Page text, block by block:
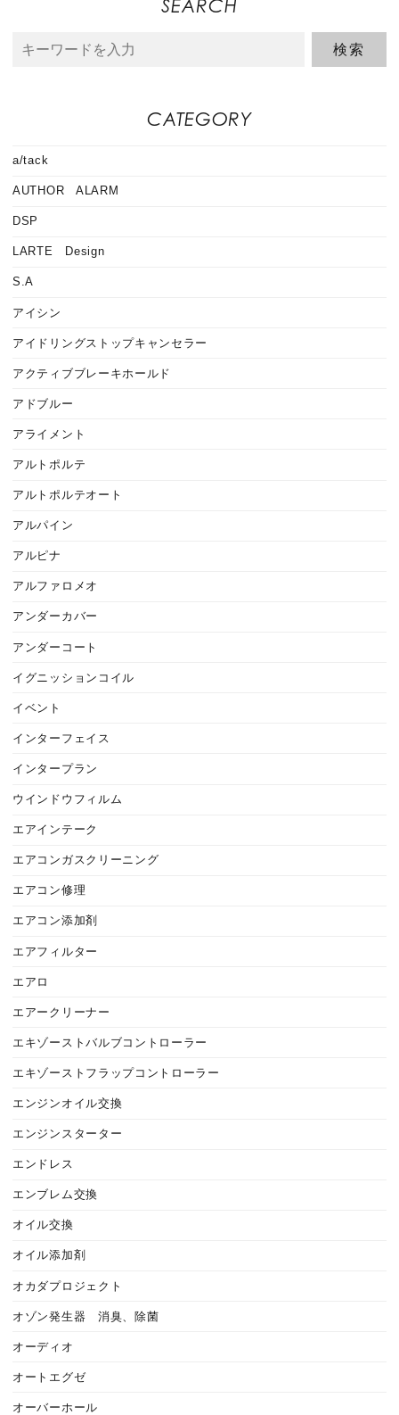
SEARCH
CATEGORY
a/tack
AUTHOR ALARM
DSP
LARTE Design
S.A
アイシン
アイドリングストップキャンセラー
アクティブブレーキホールド
アドブルー
アライメント
アルトポルテ
アルトポルテオート
アルパイン
アルピナ
アルファロメオ
アンダーカバー
アンダーコート
イグニッションコイル
イベント
インターフェイス
インタープラン
ウインドウフィルム
エアインテーク
エアコンガスクリーニング
エアコン修理
エアコン添加剤
エアフィルター
エアロ
エアークリーナー
エキゾーストバルブコントローラー
エキゾーストフラップコントローラー
エンジンオイル交換
エンジンスターター
エンドレス
エンブレム交換
オイル交換
オイル添加剤
オカダプロジェクト
オゾン発生器 消臭、除菌
オーディオ
オートエグゼ
オーバーホール